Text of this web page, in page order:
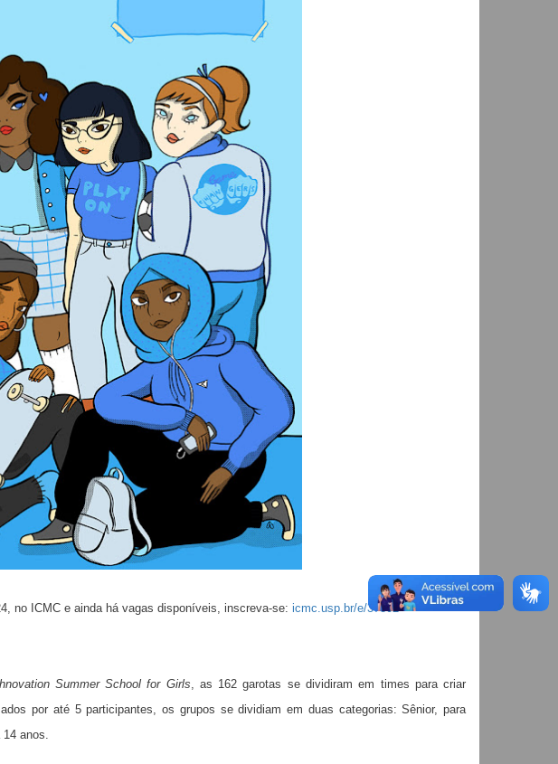
no ICMC e ainda há vagas disponíveis, inscreva-se: icmc.usp.br/e/37802
Summer School for Girls, as 162 garotas se dividiram em times para criar
por até 5 participantes, os grupos se dividiam em duas categorias: Sênior, para
14 anos.